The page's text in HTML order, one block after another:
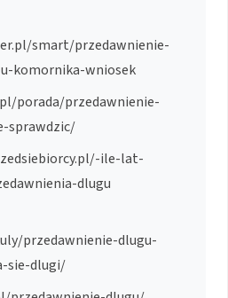
smart/przedawnienie-
komornika-wniosek
porada/przedawnienie-
sprawdzic/
ile-lat-
dlugu
przedawnienie-dlugu-
sie-dlugi/